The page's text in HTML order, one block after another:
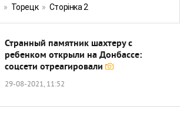
» Торецк » Сторінка 2
Странный памятник шахтеру с
ребенком открыли на Донбассе:
соцсети отреагировали
29-08-2021, 11:52